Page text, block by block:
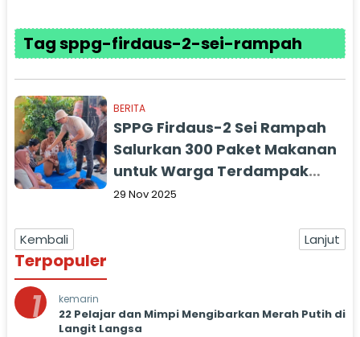
Tag sppg-firdaus-2-sei-rampah
BERITA
SPPG Firdaus-2 Sei Rampah
Salurkan 300 Paket Makanan
untuk Warga Terdampak
Banjir
29 Nov 2025
Kembali Lanjut
Terpopuler
1 kemarin
22 Pelajar dan Mimpi Mengibarkan Merah Putih di
Langit Langsa